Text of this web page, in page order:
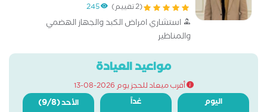
(2 تقييم) 245
استشاري امراض الكبد والجهاز الهضمي
والمناظير
مواعيد العيادة
أقرب ميعاد للحجز يوم 2026-08-13
اليوم
غداً الأحد(9/8)